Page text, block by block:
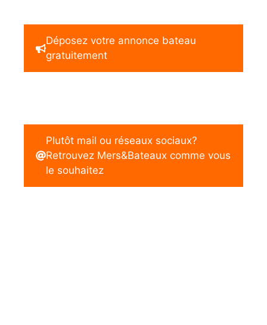
Déposez votre annonce bateau
gratuitement
Plutôt mail ou réseaux sociaux?
Retrouvez Mers&Bateaux comme vous
le souhaitez